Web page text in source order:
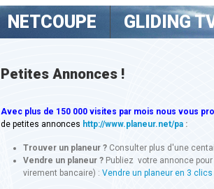
NETCOUPE GLIDING
Petites Annonces !
Avec plus de 150 000 visites par mois nous vous
de petites annonces http://www.planeur.net/pa:
Trouver un planeur ? Consulter plus d'une
Vendre un planeur ? Publiez votre annonce
virement bancaire) : Vendre un planeur en 3 clics